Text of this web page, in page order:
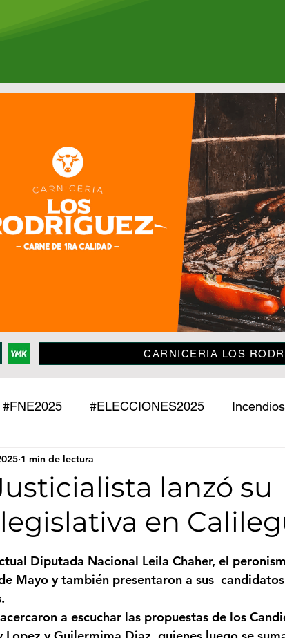
CARNICERIA LOS
#FNE2025 #ELECCIONES2025
Jujuy
Mascotas Entrevistas Historias
Incendios Tenis de Mesa
Categoría sin título Viajes
lanzó su
en
1 min de lectura
Diputada Nacional Leila Chaher, el
Mayo y también presentaron a sus
a escuchar las propuestas de los